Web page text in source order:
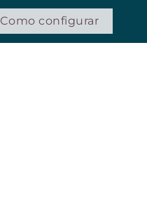
Como configurar